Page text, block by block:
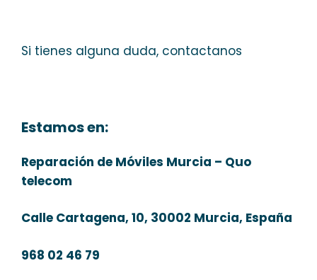
Si tienes alguna duda, contactanos
Estamos en:
Reparación de Móviles Murcia – Quo
telecom
Calle Cartagena, 10, 30002 Murcia, España
968 02 46 79